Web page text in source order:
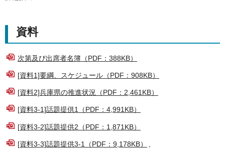
資料
次第及び出席者名簿（PDF：388KB）
[資料1]要綱、スケジュール（PDF：908KB）
[資料2]兵庫県の推進状況（PDF：2,461KB）
[資料3-1]話題提供1（PDF：4,991KB）
[資料3-2]話題提供2（PDF：1,871KB）
[資料3-3]話題提供3-1（PDF：9,178KB）